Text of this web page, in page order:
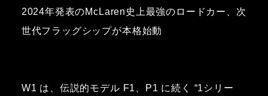
2024年発表のMcLaren史上最強のロードカー、次
世代フラッグシップが本格始動
W1 は、伝説的モデル F1、P1 に続く “1シリー